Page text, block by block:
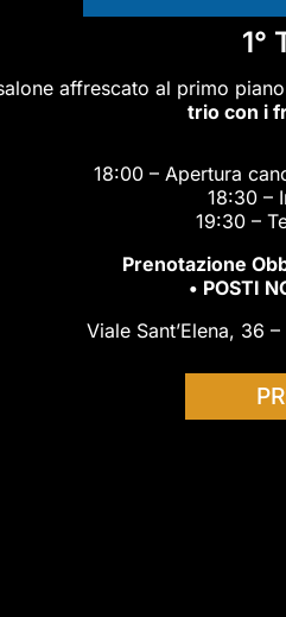
1°
affrescato al primo
trio con i
18:00 – Apertura
18:30 –
19:30 –
Prenotazione
• POSTI
Viale Sant’Elena, 36